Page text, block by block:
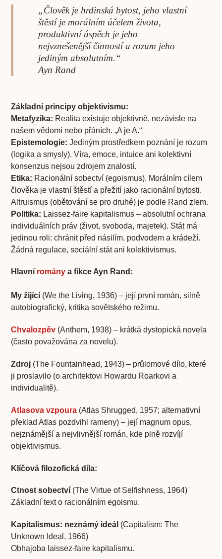
„Člověk je hrdinská bytost, jeho vlastní
štěstí je morálním účelem života,
produktivní úspěch je jeho
nejvznešenější činností a rozum jeho
jediným absolutním.“
Ayn Rand
Základní principy objektivismu:
Metafyzika: Realita existuje objektivně, nezávisle na
našem vědomí nebo přáních. „A je A.“
Epistemologie: Jediným prostředkem poznání je rozum
(logika a smysly). Víra, emoce, intuice ani kolektivní
konsenzus nejsou zdrojem znalostí.
Etika: Racionální sobectví (egoismus). Morálním cílem
člověka je vlastní štěstí a přežití jako racionální bytosti.
Altruismus (obětování se pro druhé) je podle Rand zlem.
Politika: Laissez-faire kapitalismus – absolutní ochrana
individuálních práv (život, svoboda, majetek). Stát má
jedinou roli: chránit před násilím, podvodem a krádeží.
Žádná regulace, sociální stát ani kolektivismus.
Hlavní romány a fikce Ayn Rand:
My žijící (We the Living, 1936) – její první román, silně
autobiografický, kritika sovětského režimu.
Chvalozpěv (Anthem, 1938) – krátká dystopická novela
(často považována za novelu).
Zdroj (The Fountainhead, 1943) – průlomové dílo, které
ji proslavilo (o architektovi Howardu Roarkovi a
individualitě).
Atlasova vzpoura (Atlas Shrugged, 1957; alternativní
překlad Atlas pozdvihl rameny) – její magnum opus,
nejznámější a nejvlivnější román, kde plně rozvíjí
objektivismus.
Klíčová filozofická díla:
Ctnost sobectví (The Virtue of Selfishness, 1964)
Základní text o racionálním egoismu.
Kapitalismus: neznámý ideál (Capitalism: The
Unknown Ideal, 1966)
Obhajoba laissez-faire kapitalismu.